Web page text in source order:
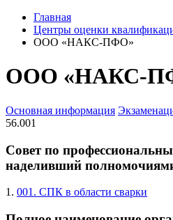
Главная
Центры оценки
ООО «НАКС-ПФО»
ООО «НАКС-
Основная информация
56.001
Совет по
наделивший
1. 001. СПК в области сварки